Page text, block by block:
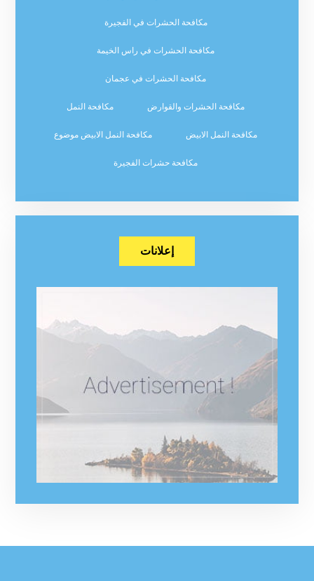
مكافحة الحشرات في الفجيرة
مكافحة الحشرات في راس الخيمة
مكافحة الحشرات في عجمان
مكافحة الحشرات والقوارض مكافحة النمل
مكافحة النمل الابيض مكافحة النمل الابيض موضوع
مكافحة حشرات الفجيرة
إعلانات